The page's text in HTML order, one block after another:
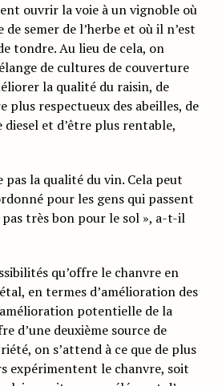
ouvrir la voie à un vignoble où
de semer de l’herbe et où il n’est
tondre. Au lieu de cela, on
de cultures de couverture
la qualité du raisin, de
plus respectueux des abeilles, de
et d’être plus rentable,
pas la qualité du vin. Cela peut
pour les gens qui passent
pas très bon pour le sol », a-t-il
qu’offre le chanvre en
en termes d’amélioration des
potentielle de la
d’une deuxième source de
on s’attend à ce que de plus
expérimentent le chanvre, soit